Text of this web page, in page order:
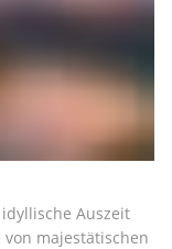
Auszeit
majestätischen